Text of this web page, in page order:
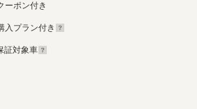
ーポン付き
入プラン付き
証対象車